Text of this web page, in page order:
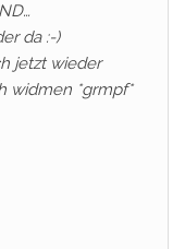
da :-)
jetzt wieder
widmen *grmpf*